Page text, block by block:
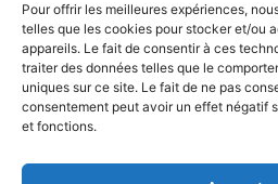
Pour offrir les meilleures expériences,
telles que les cookies pour stocker et/ou
appareils. Le fait de consentir à ces
traiter des données telles que le
uniques sur ce site. Le fait de ne pas
consentement peut avoir un effet négatif
et fonctions.
© Copyright 2026, Tous
Bien-Être : Yoga, Bien-
L’équipe